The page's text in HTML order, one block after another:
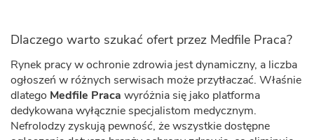
Dlaczego warto szukać ofert przez Medfile Praca?
Rynek pracy w ochronie zdrowia jest dynamiczny, a liczba
ogłoszeń w różnych serwisach może przytłaczać. Właśnie
dlatego Medfile Praca wyróżnia się jako platforma
dedykowana wyłącznie specjalistom medycznym.
Nefrolodzy zyskują pewność, że wszystkie dostępne